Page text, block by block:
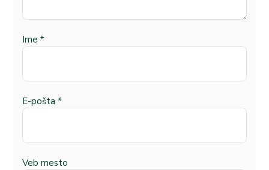
Ime *
E-pošta *
Veb mesto